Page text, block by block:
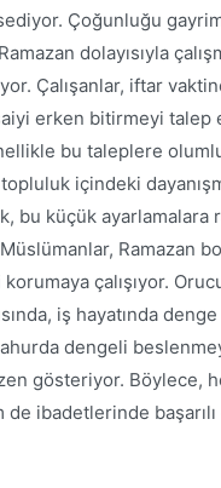
Çoğunluğu
dolayısıyla
Çalışanlar, iftar
erken bitirmeyi talep
bu taleplere
içindeki
bu küçük ayarlamalara
Müslümanlar, Ramazan
çalışıyor.
iş hayatında
dengeli
gösteriyor. Böylece,
de ibadetlerinde